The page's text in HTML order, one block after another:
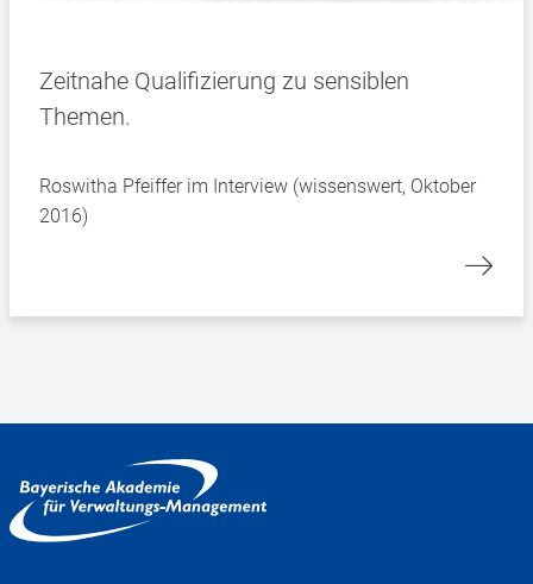
Zeitnahe Qualifizierung zu sensiblen
Themen.
Roswitha Pfeiffer im Interview (wissenswert, Oktober
2016)